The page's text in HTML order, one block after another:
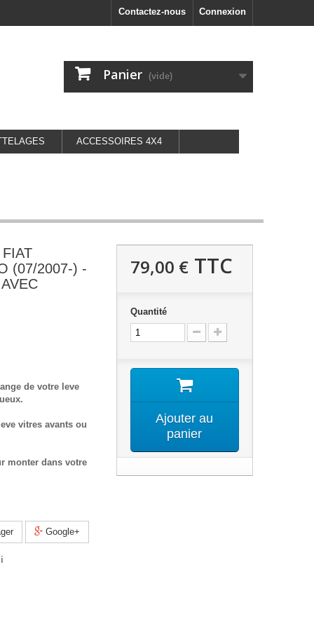
Connexion
Contactez-nous
Panier (vide)
ACCESSOIRES 4X4
(07/2007-) -
de votre leve
vitres avants ou
monter dans votre
Google+
79,00 €TTC
Quantité
Ajouter au
panier